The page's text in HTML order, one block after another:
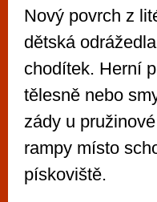
Nový povrch z
dětská
chodítek. Herní
tělesně nebo
zády u
rampy místo
pískoviště.